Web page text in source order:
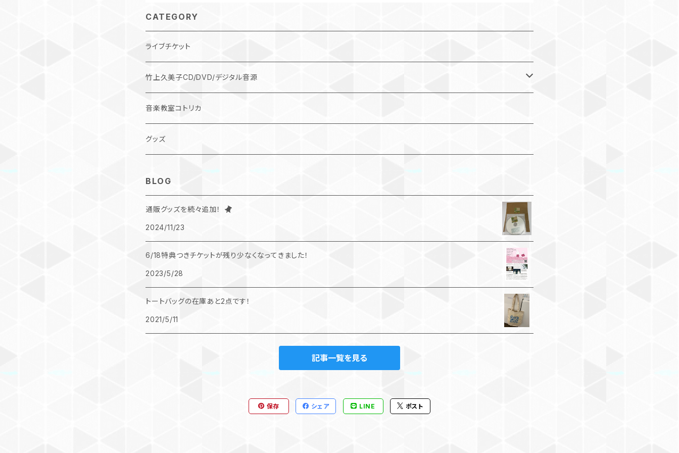
CATEGORY
ライブチケット
竹上久美子CD/DVD/デジタル音源
デジタル作品
CD
音楽教室コトリカ
グッズ
BLOG
通販グッズを続々追加！
2024/11/23
6/18特典つきチケットが残り少なくなってきました！
2023/5/28
トートバッグの在庫あと2点です！
2021/5/11
記事一覧を見る
保存 シェア LINE ポスト